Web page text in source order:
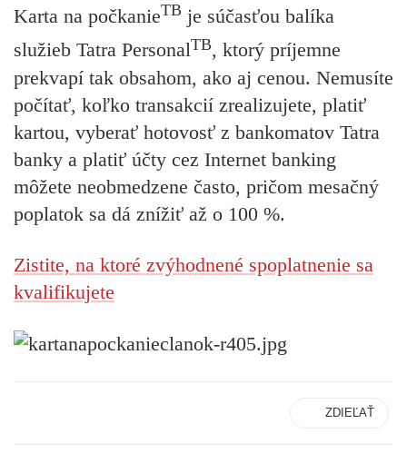
Karta na počkanieTB je súčasťou balíka
služieb Tatra PersonalTB, ktorý príjemne
prekvapí tak obsahom, ako aj cenou. Nemusíte
počítať, koľko transakcií zrealizujete, platiť
kartou, vyberať hotovosť z bankomatov Tatra
banky a platiť účty cez Internet banking
môžete neobmedzene často, pričom mesačný
poplatok sa dá znížiť až o 100 %.
Zistite, na ktoré zvýhodnené spoplatnenie sa
kvalifikujete
ZDIEĽAŤ